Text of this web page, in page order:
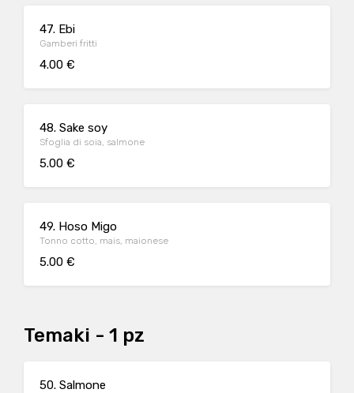
47. Ebi
Gamberi fritti
4.00 €
48. Sake soy
Sfoglia di soia, salmone
5.00 €
49. Hoso Migo
Tonno cotto, mais, maionese
5.00 €
Temaki - 1 pz
50. Salmone